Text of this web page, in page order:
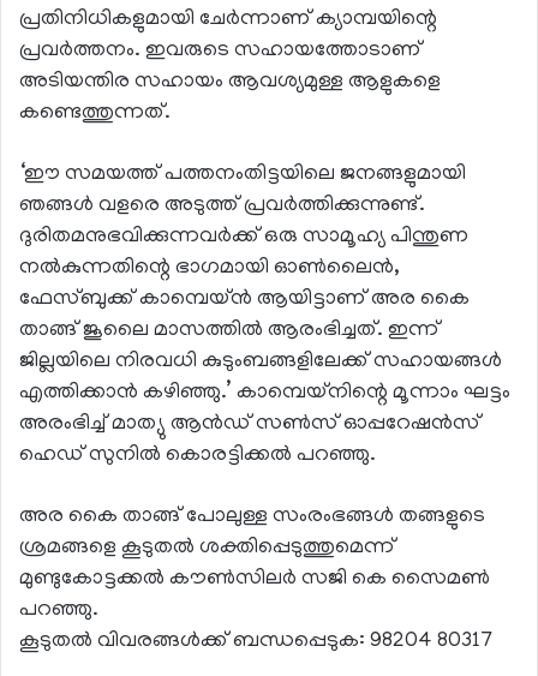
പ്രതിനിധികളുമായി ചേര്‍ന്നാണ് ക്യാമ്പയിന്റെ
പ്രവര്‍ത്തനം. ഇവരുടെ സഹായത്തോടാണ്
അടിയന്തിര സഹായം ആവശ്യമുള്ള ആളുകളെ
കണ്ടെത്തുന്നത്.
‘ഈ സമയത്ത് പത്തനംതിട്ടയിലെ ജനങ്ങളുമായി
ഞങ്ങള്‍ വളരെ അടുത്ത് പ്രവര്‍ത്തിക്കുന്നുണ്ട്.
ദുരിതമനുഭവിക്കുന്നവര്‍ക്ക് ഒരു സാമൂഹ്യ പിന്തുണ
നല്‍കുന്നതിന്റെ ഭാഗമായി ഓണ്‍ലൈന്‍,
ഫേസ്ബുക്ക് കാമ്പെയ്ന്‍ ആയിട്ടാണ് അര കൈ
താങ്ങ് ജൂലൈ മാസത്തില്‍ ആരംഭിച്ചത്. ഇന്ന്
ജില്ലയിലെ നിരവധി കുടുംബങ്ങളിലേക്ക് സഹായങ്ങള്‍
എത്തിക്കാന്‍ കഴിഞ്ഞു.’ കാമ്പെയ്നിന്റെ മൂന്നാം ഘട്ടം
അരംഭിച്ച് മാത്യു ആന്‍ഡ് സണ്‍സ് ഓപ്പറേഷന്‍സ്
ഹെഡ് സുനില്‍ കൊരട്ടിക്കല്‍ പറഞ്ഞു.
അര കൈ താങ്ങ് പോലുള്ള സംരംഭങ്ങള്‍ തങ്ങളുടെ
ശ്രമങ്ങളെ കൂടുതല്‍ ശക്തിപ്പെടുത്തുമെന്ന്
മുണ്ടുകോട്ടക്കല്‍ കൗണ്‍സിലര്‍ സജി കെ സൈമണ്‍
പറഞ്ഞു.
കൂടുതല്‍ വിവരങ്ങള്‍ക്ക് ബന്ധപ്പെടുക: 98204 80317